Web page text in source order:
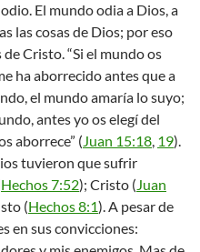
El mundo odia a Dios, a
las cosas de Dios; por eso
Cristo. “Si el mundo os
ha aborrecido antes que a
el mundo amaría lo suyo;
antes yo os elegí del
aborrece” (Juan 15:18, 19).
tuvieron que sufrir
Hechos 7:52); Cristo (Juan
(Hechos 8:1). A pesar de
en sus convicciones: